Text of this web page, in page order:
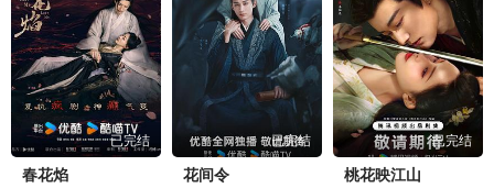
已完结
春花焰
已完结
花间令
已完结
桃花映江山